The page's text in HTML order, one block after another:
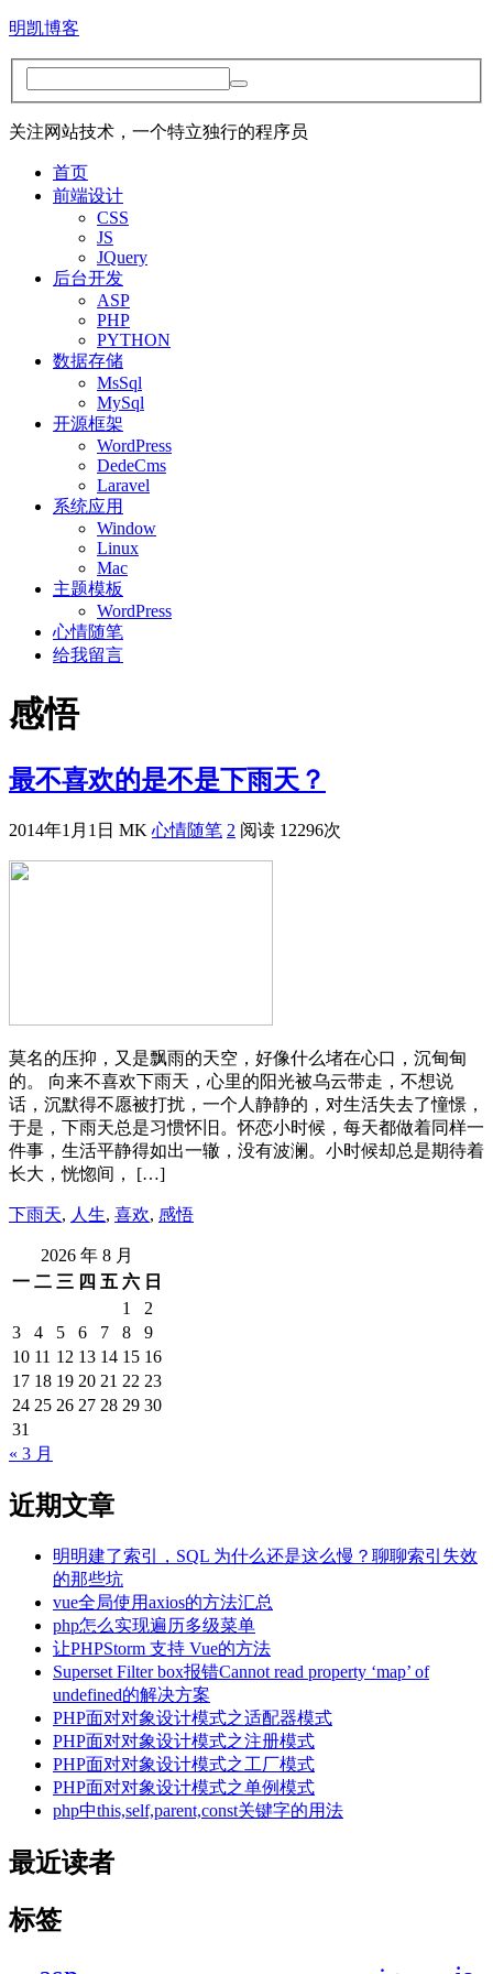
明凯博客
关注网站技术，一个特立独行的程序员
首页
前端设计
CSS
JS
JQuery
后台开发
ASP
PHP
PYTHON
数据存储
MsSql
MySql
开源框架
WordPress
DedeCms
Laravel
系统应用
Window
Linux
Mac
主题模板
WordPress
心情随笔
给我留言
感悟
最不喜欢的是不是下雨天？
2014年1月1日 MK 心情随笔 2 阅读 12296次
莫名的压抑，又是飘雨的天空，好像什么堵在心口，沉甸甸
的。 向来不喜欢下雨天，心里的阳光被乌云带走，不想说
话，沉默得不愿被打扰，一个人静静的，对生活失去了憧憬，
于是，下雨天总是习惯怀旧。怀恋小时候，每天都做着同样一
件事，生活平静得如出一辙，没有波澜。小时候却总是期待着
长大，恍惚间， […]
下雨天, 人生, 喜欢, 感悟
2026 年 8 月
一 二 三 四 五 六 日
1
2
3
4 5 6 7 8
9
10 11 12 13 14 15 16
17 18 19 20 21 22 23
24 25 26 27 28 29 30
31
« 3 月
近期文章
明明建了索引，SQL 为什么还是这么慢？聊聊索引失效
的那些坑
vue全局使用axios的方法汇总
php怎么实现遍历多级菜单
让PHPStorm 支持 Vue的方法
Superset Filter box报错Cannot read property ‘map’ of
undefined的解决方案
PHP面对对象设计模式之适配器模式
PHP面对对象设计模式之注册模式
PHP面对对象设计模式之工厂模式
PHP面对对象设计模式之单例模式
php中this,self,parent,const关键字的用法
最近读者
标签